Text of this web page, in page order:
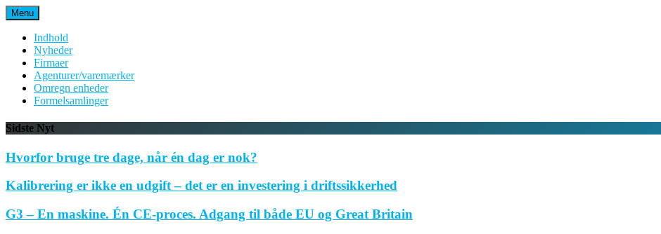
Spring
til
indhold
Menu
Indhold
Nyheder
Firmaer
Agenturer/varemærker
Omregn enheder
Formelsamlinger
Sidste Nyt
Hvorfor bruge tre dage, når én dag er nok?
Kalibrering er ikke en udgift – det er en investering i driftssikkerhed
G3 – En maskine. Én CE-proces. Adgang til både EU og Great Britain